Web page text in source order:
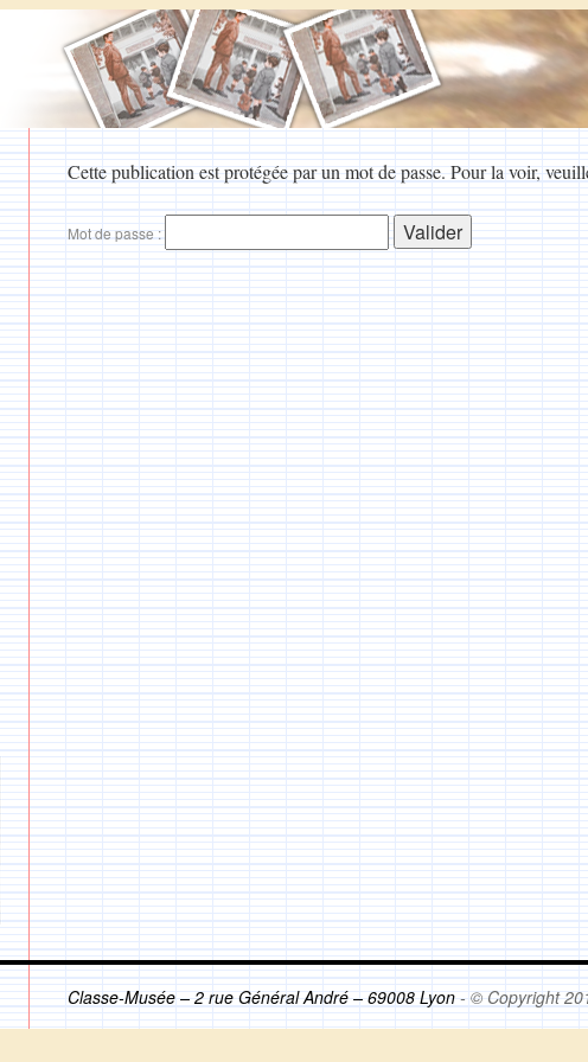
Cette publication est protégée par un mot de passe. Pour la voir,
Mot de passe :
Classe-Musée – 2 rue Général André – 69008 Lyon- © Copyright